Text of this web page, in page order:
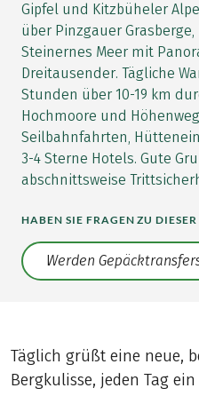
Gipfel und Kitzbüheler
über Pinzgauer
Steinernes Meer mit
Dreitausender. Tägliche
Stunden über 10-19 km
Hochmoore und
Seilbahnfahrten,
3-4 Sterne Hotels. Gute
abschnittsweise
HABEN SIE FRAGEN ZU
Translate: a11y.faq.search
Täglich grüßt eine neue,
Bergkulisse, jeden Tag